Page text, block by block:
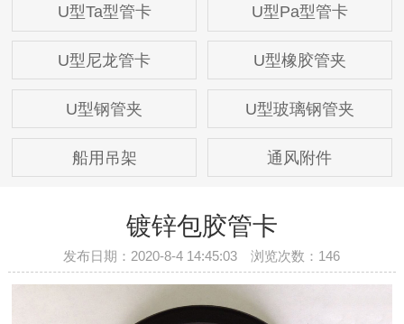
U型Ta型管卡 U型Pa型管卡
U型尼龙管卡 U型橡胶管夹
U型钢管夹 U型玻璃钢管夹
船用吊架 通风附件
镀锌包胶管卡
发布日期：2020-8-4 14:45:03 浏览次数： 146